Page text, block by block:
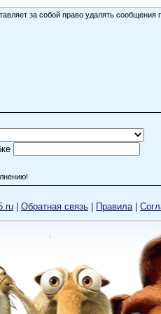
за собой право удалять сообщения
Обратная связь Правила|